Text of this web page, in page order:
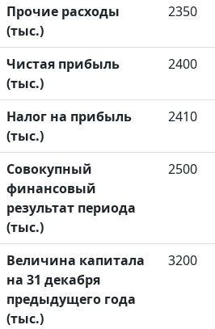
Прочие расходы
(тыс.)
2350
Чистая прибыль
(тыс.)
2400
Налог на прибыль
(тыс.)
2410
Совокупный
финансовый
результат периода
(тыс.)
2500
Величина капитала
на 31 декабря
предыдущего года
(тыс.)
3200